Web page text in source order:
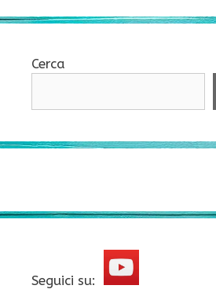
Cerca
Seguici su: